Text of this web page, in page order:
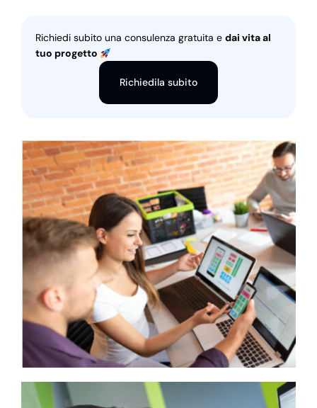
Richiedi subito una consulenza gratuita e dai vita al
tuo progetto
Richiedila subito